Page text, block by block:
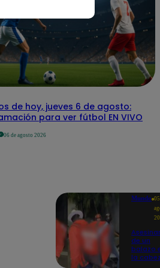
de hoy, jueves 6 de agosto:
para ver fútbol EN VIVO
06 de agosto 2026
Mundo
de un
balazo
la